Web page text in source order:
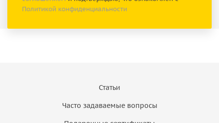
Политикой конфиденциальности
Статьи
Часто задаваемые вопросы